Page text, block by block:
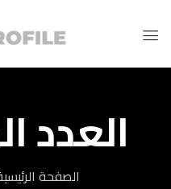
العدد
الصفحة